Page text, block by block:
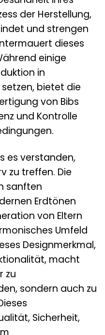
der Herstellung,
und strengen
dieses
einige
in
bietet die
von Bibs
und Kontrolle
es verstanden,
zu treffen. Die
sanften
Erdtönen
von Eltern
Umfeld
Designmerkmal,
macht
zu
sondern auch zu
Sicherheit,